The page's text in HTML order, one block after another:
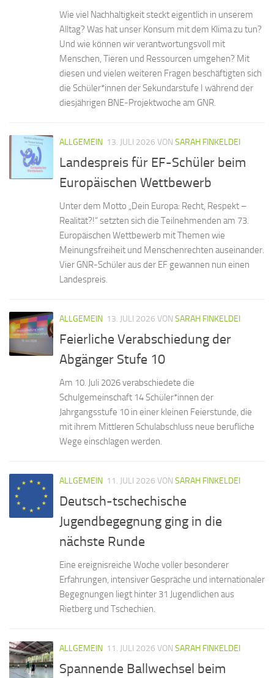
Wie viel Nachhaltigkeit steckt eigentlich in unserem
Alltag? Was hat unser Konsum mit dem Klima zu tun?
Und wie können wir verantwortungsvoll mit
Menschen, Tieren und Ressourcen umgehen? Mit
diesen und vielen weiteren Fragen beschäftigten sich
die Schüler*innen der Sekundarstufe I während der
diesjährigen BNE-Projektwoche am GNR.
ALLGEMEIN 13. JULI 2026 VON SARAH FINKELDEI
Landespreis für EF-Schüler beim
Europäischen Wettbewerb
Unter dem Motto „Dein Europa: Recht, Respekt –
Realität?!“ setzten sich die Teilnehmenden am 73.
Europäischen Wettbewerb mit Themen wie
Meinungsfreiheit und Menschenrechten auseinander.
Vier GNR-Schüler aus der EF gewannen nun einen
Landespreis.
ALLGEMEIN 13. JULI 2026 VON SARAH FINKELDEI
Feierliche Verabschiedung der
Abgänger Stufe 10
Am 10. Juli 2026 verabschiedete die
Schulgemeinschaft 14 Schüler*innen der
Jahrgangsstufe 10 in einer kleinen Feierstunde, die
mit ihrem Mittleren Schulabschluss neue berufliche
Wege einschlagen werden.
ALLGEMEIN 11. JULI 2026 VON SARAH FINKELDEI
Deutsch-tschechische
Jugendbegegnung ging in die
nächste Runde
Eine ereignisreiche Woche voller besonderer
Erfahrungen, intensiver Gespräche und internationaler
Begegnungen liegt hinter 31 Jugendlichen aus
Rietberg und Tschechien.
ALLGEMEIN 11. JULI 2026 VON SARAH FINKELDEI
Spannende Ballwechsel beim